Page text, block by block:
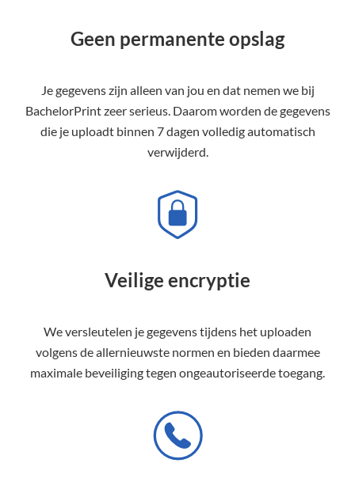
Geen permanente opslag
Je gegevens zijn alleen van jou en dat nemen we bij
BachelorPrint zeer serieus. Daarom worden de gegevens
die je uploadt binnen 7 dagen volledig automatisch
verwijderd.
Veilige encryptie
We versleutelen je gegevens tijdens het uploaden
volgens de allernieuwste normen en bieden daarmee
maximale beveiliging tegen ongeautoriseerde toegang.